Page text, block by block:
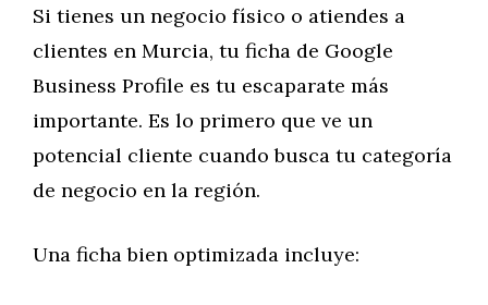
Si tienes un negocio físico o atiendes a
clientes en Murcia, tu ficha de Google
Business Profile es tu escaparate más
importante. Es lo primero que ve un
potencial cliente cuando busca tu categoría
de negocio en la región.
Una ficha bien optimizada incluye: